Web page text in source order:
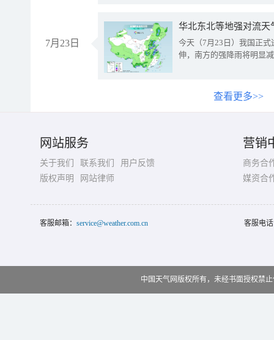
7月23日
华北东北等地强对流天
今天（7月23日）我国正
伸，南方的强降雨将明显
查看更多>>
网站服务
关于我们 联系我们
用户反馈
版权声明
网站律师
营销
商务合
媒资合
客服邮箱： service@weather.com.cn 客服电
中国天气网版权所有，未经书面授权